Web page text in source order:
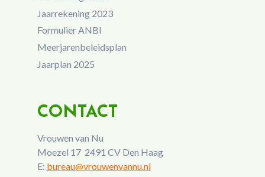
Jaarrekening 2023
Formulier ANBI
Meerjarenbeleidsplan
Jaarplan 2025
CONTACT
Vrouwen van Nu
Moezel 17 2491 CV Den Haag
E: bureau@vrouwenvannu.nl